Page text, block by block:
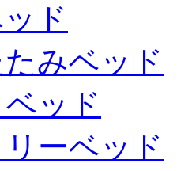
ド
みベッド
ッド
ーベッド